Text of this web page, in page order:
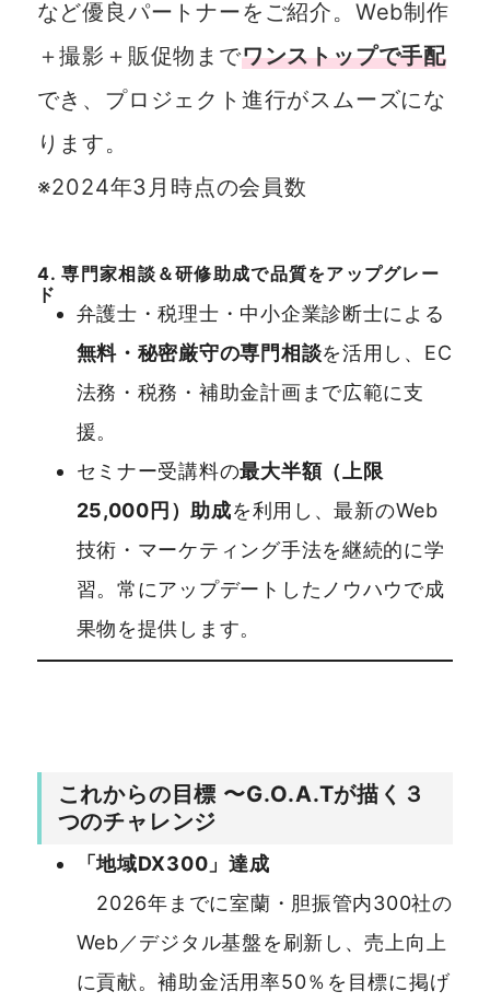
など優良パートナーをご紹介。Web制作
＋撮影＋販促物までワンストップで手配
でき、プロジェクト進行がスムーズにな
ります。
※2024年3月時点の会員数
4. 専門家相談＆研修助成で品質をアップグレー
ド
弁護士・税理士・中小企業診断士による
無料・秘密厳守の専門相談を活用し、EC
法務・税務・補助金計画まで広範に支
援。
セミナー受講料の最大半額（上限
25,000円）助成を利用し、最新のWeb
技術・マーケティング手法を継続的に学
習。常にアップデートしたノウハウで成
果物を提供します。
これからの目標 〜G.O.A.Tが描く３
つのチャレンジ
「地域DX300」達成
2026年までに室蘭・胆振管内300社の
Web／デジタル基盤を刷新し、売上向上
に貢献。補助金活用率50％を目標に掲げ